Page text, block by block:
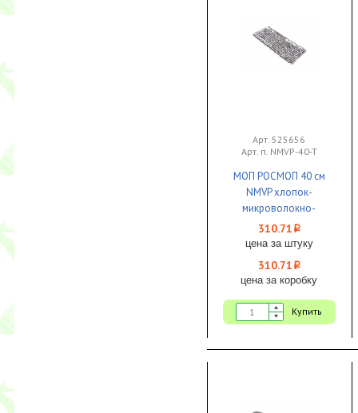
Арт. 525656
Арт. п. NMVP-40-T
МОП РОСМОП 40 см
NMVP хлопок-
микроволокно-
полиэстр Т-
образ.крепление 1/25
310.71 i
цена за штуку
310.71 i
цена за коробку
Купить